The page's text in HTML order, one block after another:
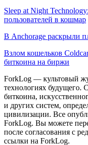
Sleep at Night
пользователей в кошмар
В Anchorage раскрыли
Взлом кошельков
биткоина на биржи
ForkLog — культовый
технологиях будущего.
биткоина,
и других систем,
цивилизации. Все
ForkLog. Вы можете
после согласования с
ссылки на ForkLog.